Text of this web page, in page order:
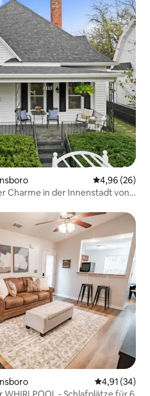
4,96 (26)
Charme in der Innenstadt von
4,91 (34)